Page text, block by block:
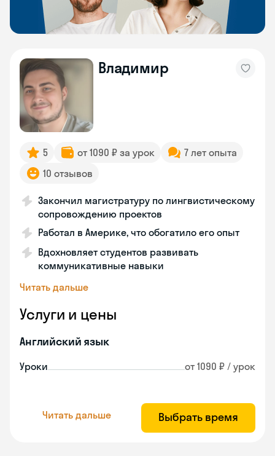
Владимир
5 от 1090 ₽ за урок
7 лет опыта
10 отзывов
Закончил магистратуру по лингвистическому
сопровождению проектов
Работал в Америке, что обогатило его опыт
Вдохновляет студентов развивать
коммуникативные навыки
Читать дальше
Услуги и цены
Английский язык
Уроки от 1090 ₽ / урок
Читать дальше Выбрать время